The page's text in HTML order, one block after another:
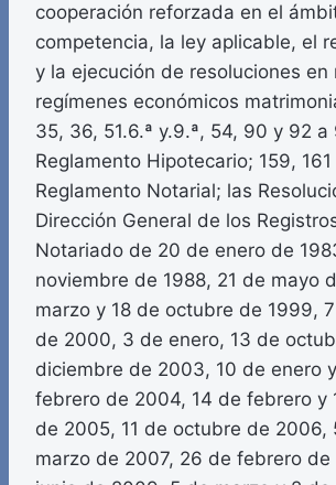
cooperación reforzada en el
competencia, la ley aplicable, el
y la ejecución de resoluciones en
regímenes económicos
35, 36, 51.6.ª y.9.ª, 54, 90 y 92 a
Reglamento Hipotecario; 159,
Reglamento Notarial; las
Dirección General de los
Notariado de 20 de enero de
noviembre de 1988, 21 de mayo
marzo y 18 de octubre de 1999,
de 2000, 3 de enero, 13 de
diciembre de 2003, 10 de enero
febrero de 2004, 14 de febrero y
de 2005, 11 de octubre de 2006,
marzo de 2007, 26 de febrero de